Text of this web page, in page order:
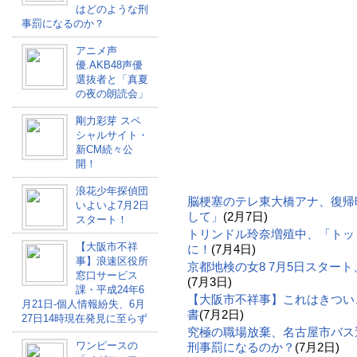
はどのような刑
事罰になるのか？
アニメ声
優.AKB48声優
選抜者と「真夏
の夜の朗読会」
剛力彩芽 スペ
シャルサイト・
新CM続々公
開！
浪花少年探偵団
いよいよ7月2日
スタート！
【大阪市不祥
事】浪速区役所
窓口サービス
課・平成24年6
月21日-個人情報紛失、6月
27日14時現在発見に至らず
ワンピースの
脳梗塞のテレ東大橋アナ、復
して」 (2月7日)
トリンドル玲奈増殖中、「ト
に！ (7月4日)
京都地検の女8 7月5日スター
(7月3日)
【大阪市不祥事】これはきつ
書(7月2日)
究極の職場放棄、名古屋市バ
刑事罰になるのか？ (7月2日)